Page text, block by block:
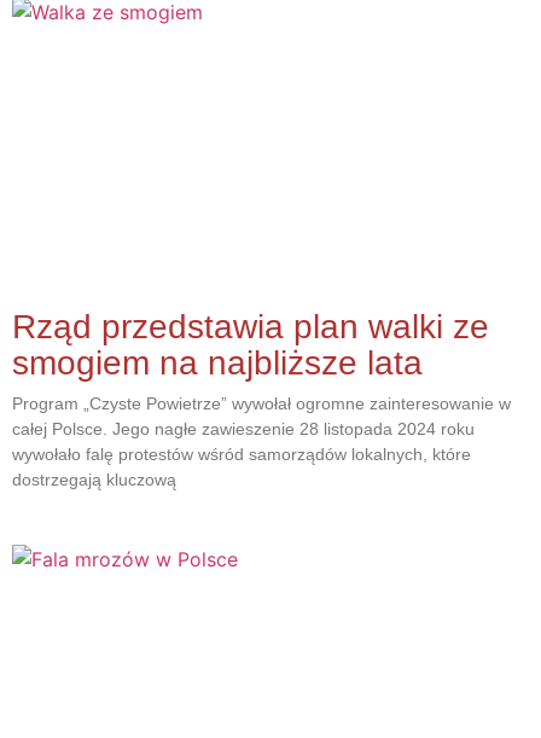
Rząd przedstawia plan walki ze
smogiem na najbliższe lata
Program „Czyste Powietrze” wywołał ogromne zainteresowanie w
całej Polsce. Jego nagłe zawieszenie 28 listopada 2024 roku
wywołało falę protestów wśród samorządów lokalnych, które
dostrzegają kluczową